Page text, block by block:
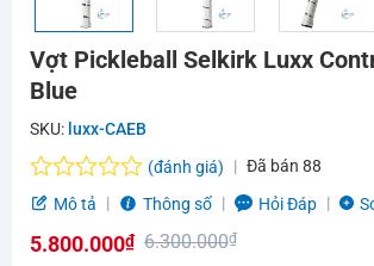
Vợt Pickleball Selkirk Luxx
Blue
SKU: luxx-CAEB
Được
hạng
(đánh giá) Đã bán 88
Mô tả
Thông số Hỏi Đáp
6.300.000₫
5.800.000₫